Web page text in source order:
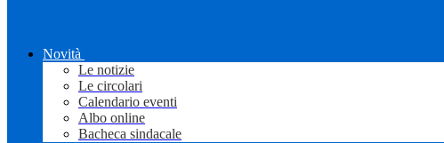
Novità
Le notizie
Le circolari
Calendario eventi
Albo online
Bacheca sindacale